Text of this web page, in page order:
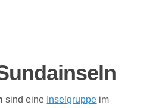
sind eine Inselgruppe im